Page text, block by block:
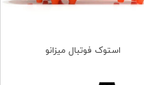
استوک فوتبال میزانو